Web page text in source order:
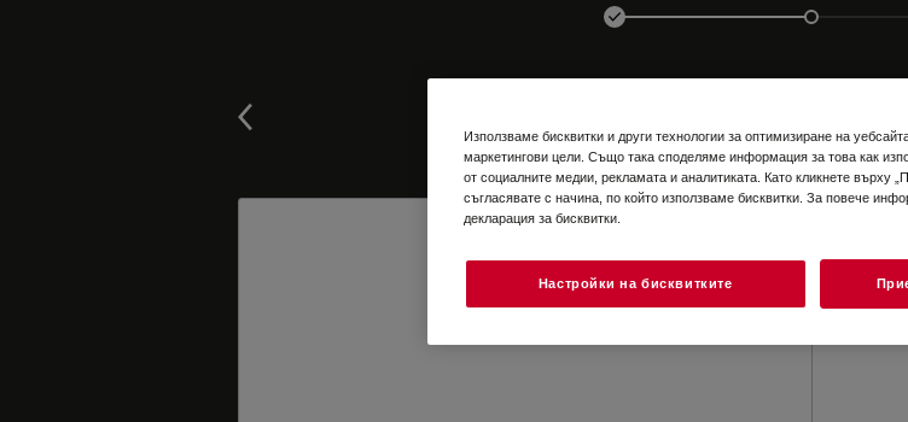
Използваме бисквитки и други технологии за оптимизиране на
маркетингови цели. Също така споделяме информация за това как
от социалните медии, рекламата и аналитиката. Като кликнете върху
съгласявате с начина, по който използваме бисквитки. За повече
декларация за бисквитки.
Настройки на бисквитките